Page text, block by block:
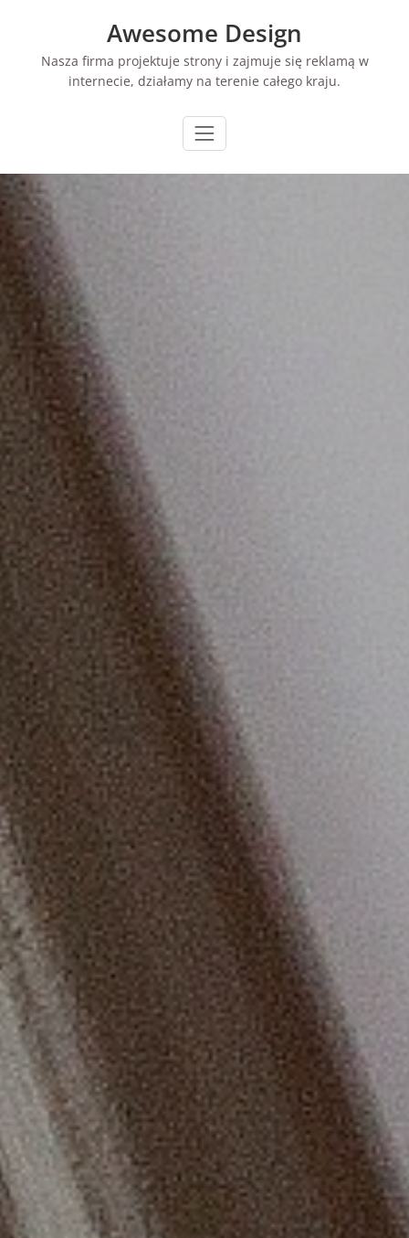
Awesome Design
Nasza firma projektuje strony i zajmuje się reklamą w
internecie, działamy na terenie całego kraju.